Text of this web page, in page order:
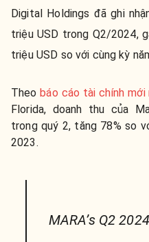
Digital Holdings đã ghi
triệu USD trong Q2/2024,
triệu USD so với cùng kỳ
Theo báo cáo tài chính mới
Florida, doanh thu của
trong quý 2, tăng 78% so
2023.
MARA’s Q2